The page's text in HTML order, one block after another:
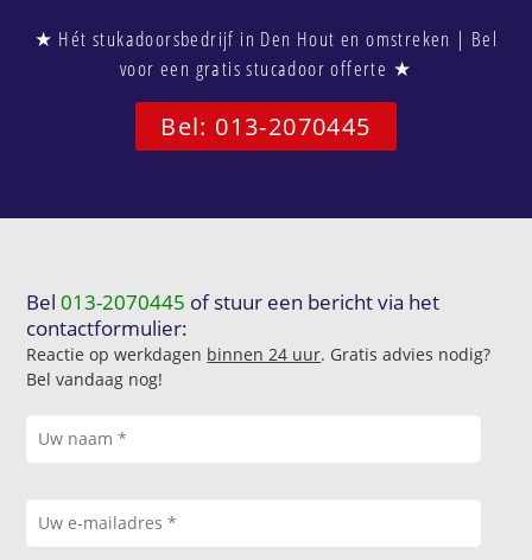
★ Hét stukadoorsbedrijf in Den Hout en omstreken | Bel
voor een gratis stucadoor offerte ★
Bel: 013-2070445
Bel013-2070445 of stuur een bericht via het
contactformulier:
Reactie op werkdagen binnen 24 uur. Gratis advies nodig?
Bel vandaag nog!